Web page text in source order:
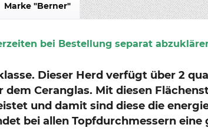
Marke "Berner"
bei Bestellung separat
Dieser Herd verfügt über 2
Ceranglas. Mit diesen
und damit sind diese die
bei allen Topfdurchmessern